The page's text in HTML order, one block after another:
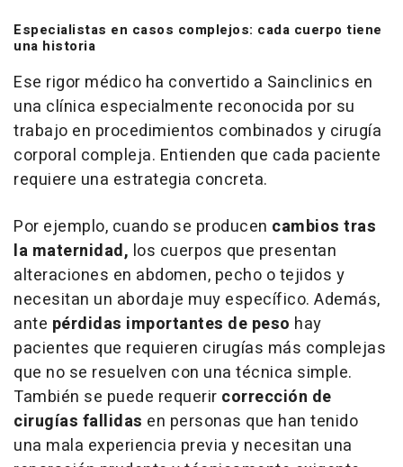
Especialistas en casos complejos: cada cuerpo tiene
una historia
Ese rigor médico ha convertido a Sainclinics en
una clínica especialmente reconocida por su
trabajo en procedimientos combinados y cirugía
corporal compleja. Entienden que cada paciente
requiere una estrategia concreta.
Por ejemplo, cuando se producen cambios tras
la maternidad, los cuerpos que presentan
alteraciones en abdomen, pecho o tejidos y
necesitan un abordaje muy específico. Además,
ante pérdidas importantes de peso hay
pacientes que requieren cirugías más complejas
que no se resuelven con una técnica simple.
También se puede requerir corrección de
cirugías fallidas en personas que han tenido
una mala experiencia previa y necesitan una